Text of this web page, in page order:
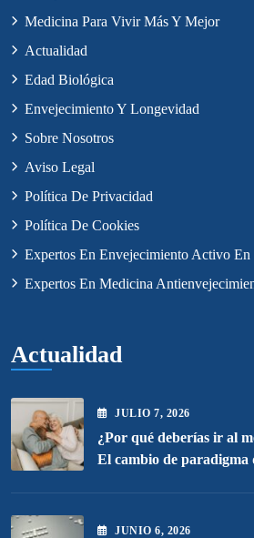
Medicina Para Vivir Más Y Mejor
Actualidad
Edad Biológica
Envejecimiento Y Longevidad
Sobre Nosotros
Aviso Legal
Política De Privacidad
Política De Cookies
Expertos En Envejecimiento Activo En
Expertos En Medicina
Actualidad
JULIO7, 2026
¿Por qué deberías ir al
El cambio de paradigma
JUNIO6, 2026